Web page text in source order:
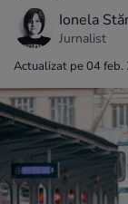
Ionela
Jurnalist
Actualizat pe 04 feb.